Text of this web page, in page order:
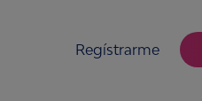
Regístrarme